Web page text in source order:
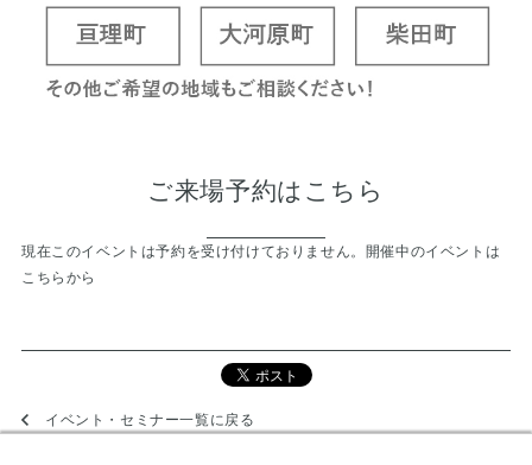
ご来場予約はこちら
現在このイベントは予約を受け付けておりません。 開催中のイベントは
こちらから
イベント・セミナー一覧に戻る